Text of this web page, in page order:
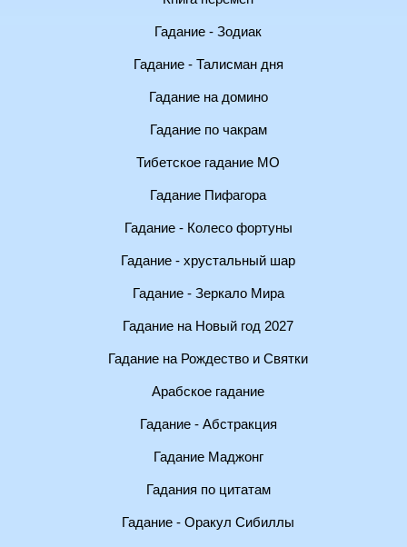
Гадание - Зодиак
Гадание - Талисман дня
Гадание на домино
Гадание по чакрам
Тибетское гадание МО
Гадание Пифагора
Гадание - Колесо фортуны
Гадание - хрустальный шар
Гадание - Зеркало Мира
Гадание на Новый год 2027
Гадание на Рождество и Святки
Арабское гадание
Гадание - Абстракция
Гадание Маджонг
Гадания по цитатам
Гадание - Оракул Сибиллы